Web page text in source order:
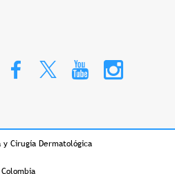
y Cirugía Dermatológica